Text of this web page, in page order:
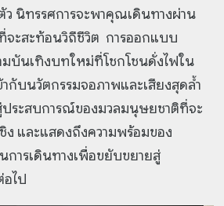
ว นิทรรศการจะพาคุณเดินทางผ่าน
ะสะท้อนวิถีชีวิต การออกแบบ
มบันเทิงบทใหม่ที่โชกโชนดั่งไฟใน
กับนวัตกรรมจอภาพและเสียงสุดล้ำ
ประสบการณ์ของมวลมนุษยชาติที่จะ
ง และแสดงถึงความพร้อมของ
การเดินทางเพื่อขยับขยายสู่
อไป